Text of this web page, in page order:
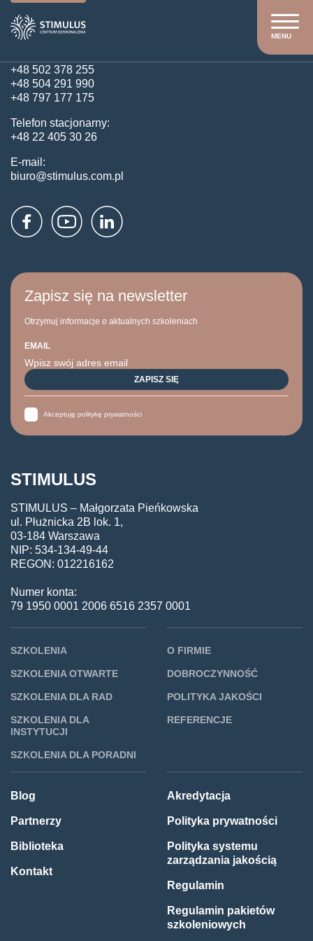
MENU
Kontakt
+48 502 378 255
+48 504 291 990
+48 797 177 175
Telefon stacjonarny:
+48 22 405 30 26
E-mail:
biuro@stimulus.com.pl
Zapisz się na newsletter
Otrzymuj informacje o aktualnych szkoleniach
EMAIL
Akceptuję politykę prywatności
STIMULUS
STIMULUS – Małgorzata Pieńkowska
ul. Płużnicka 2B lok. 1,
03-184 Warszawa
NIP: 534-134-49-44
REGON: 012216162
Numer konta:
79 1950 0001 2006 6516 2357 0001
SZKOLENIA
SZKOLENIA OTWARTE
SZKOLENIA DLA RAD
SZKOLENIA DLA
INSTYTUCJI
SZKOLENIA DLA PORADNI
O FIRMIE
DOBROCZYNNOŚĆ
POLITYKA JAKOŚCI
REFERENCJE
Blog
Partnerzy
Biblioteka
Kontakt
Akredytacja
Polityka prywatności
Polityka systemu
zarządzania jakością
Regulamin
Regulamin pakietów
szkoleniowych